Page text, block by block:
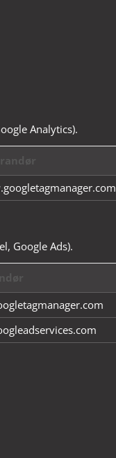
Analytics).
Google Ads).